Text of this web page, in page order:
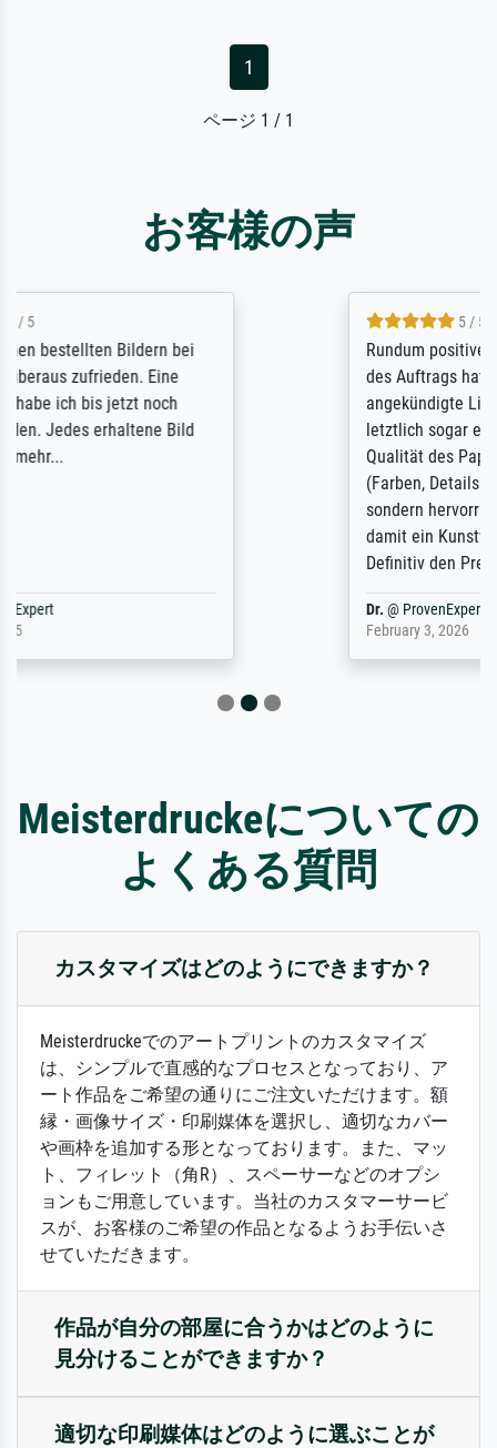
1
ページ 1 / 1
お客様の声
Rundum positive Erfahrung. Die Ausführung
des Auftrags hat eine Weile gedauert, die
angekündigte Lieferzeit wurde aber
letztlich sogar etwas unterschritten. Die
sondern hervorragend. Selbst ein Druck ist
damit ein Kunstwerk im eigenen Sinne.
Meisterdruckeについての
よくある質問
カスタマイズはどのようにできますか？
Meisterdruckeでのアートプリントのカスタマイズ
は、シンプルで直感的なプロセスとなっており、ア
ート作品をご希望の通りにご注文いただけます。額
縁・画像サイズ・印刷媒体を選択し、適切なカバー
や画枠を追加する形となっております。また、マッ
ト、フィレット（角R）、スペーサーなどのオプシ
ョンもご用意しています。当社のカスタマーサービ
スが、お客様のご希望の作品となるようお手伝いさ
せていただきます。
作品が自分の部屋に合うかはどのように
見分けることができますか？
適切な印刷媒体はどのように選ぶことが